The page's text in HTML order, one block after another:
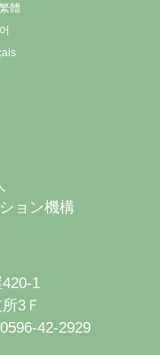
體
ョン機構
1
3Ｆ
42-2929